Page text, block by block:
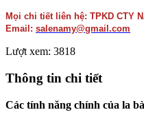
Mọi chi tiết liên hệ: TPKD CTY
Email: salenamy@gmail.com
Lượt xem: 3818
Thông tin chi tiết
Các tính năng chính của la